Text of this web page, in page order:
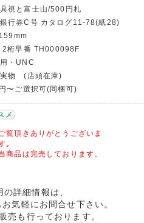
視と富士山/500円札
行券C号 カタログ11-78(紙28)
2桁早番 TH000098F
・UNC
物 (店頭在庫)
〜ご選択可(同梱可)
メ
ご覧頂きありがとうございま
｡
商品は完売しております。
詳細情報は、
気軽にお問合せ下さい。
売も行っております。